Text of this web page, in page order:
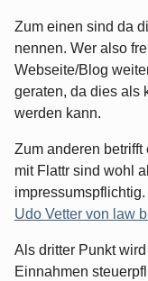
Zum einen sind da
nennen. Wer also
Webseite/Blog
geraten, da dies als
werden kann.
Zum anderen betrifft
mit Flattr sind wohl
Udo Vetter von law
Als dritter Punkt
Einnahmen